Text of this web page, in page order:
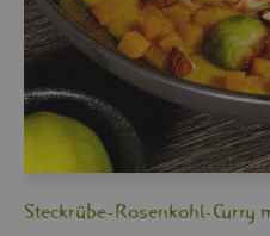
Steck­rü­be-Ro­sen­kohl-Curry